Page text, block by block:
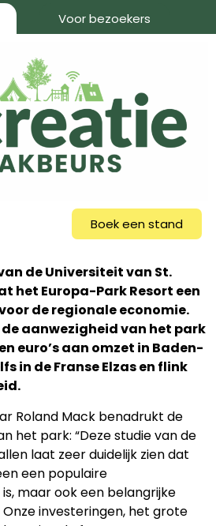
Voor bezoekers
Boek een stand
de Universiteit van St.
het Europa-Park Resort een
de regionale economie.
aanwezigheid van het park
euro’s aan omzet in Baden-
in de Franse Elzas en flink
Roland Mack benadrukt de
het park: “Deze studie van de
laat zeer duidelijk zien dat
een populaire
maar ook een belangrijke
investeringen, het grote